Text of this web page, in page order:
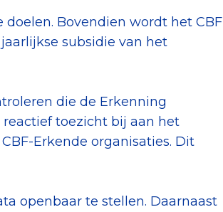
Bovendien wordt het CBF
subsidie van het
die de Erkenning
reactief toezicht bij aan het
Erkende organisaties. Dit
openbaar te stellen. Daarnaast